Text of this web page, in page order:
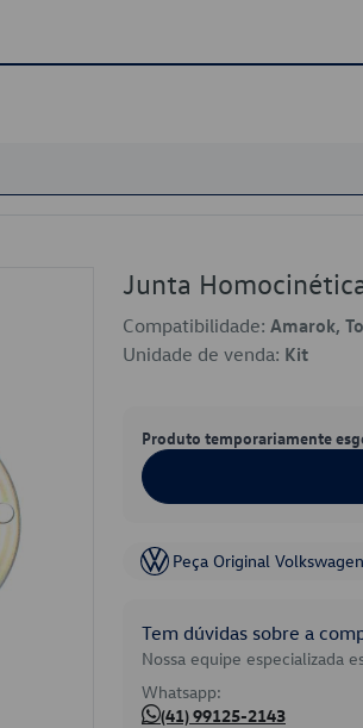
Junta
Compatibilidade: Amarok,
Unidade de venda: Kit
Produto temporariamente
Peça Original Volkswagen
Tem dúvidas sobre a
Nossa equipe especializada
Whatsapp:
(41) 99125-2143